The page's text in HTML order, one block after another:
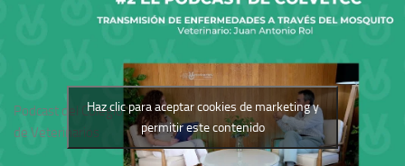
Podcast del Colegio
de Veterinarios
Haz clic para aceptar cookies de marketing y
permitir este contenido